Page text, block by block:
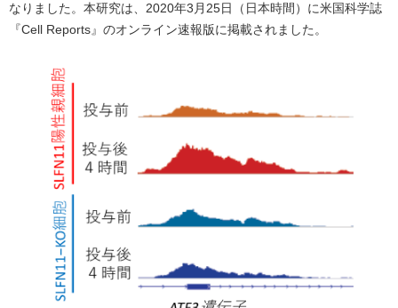
なりました。本研究は、2020年3月25日（日本時間）に米国科学誌
『Cell Reports』のオンライン速報版に掲載されました。